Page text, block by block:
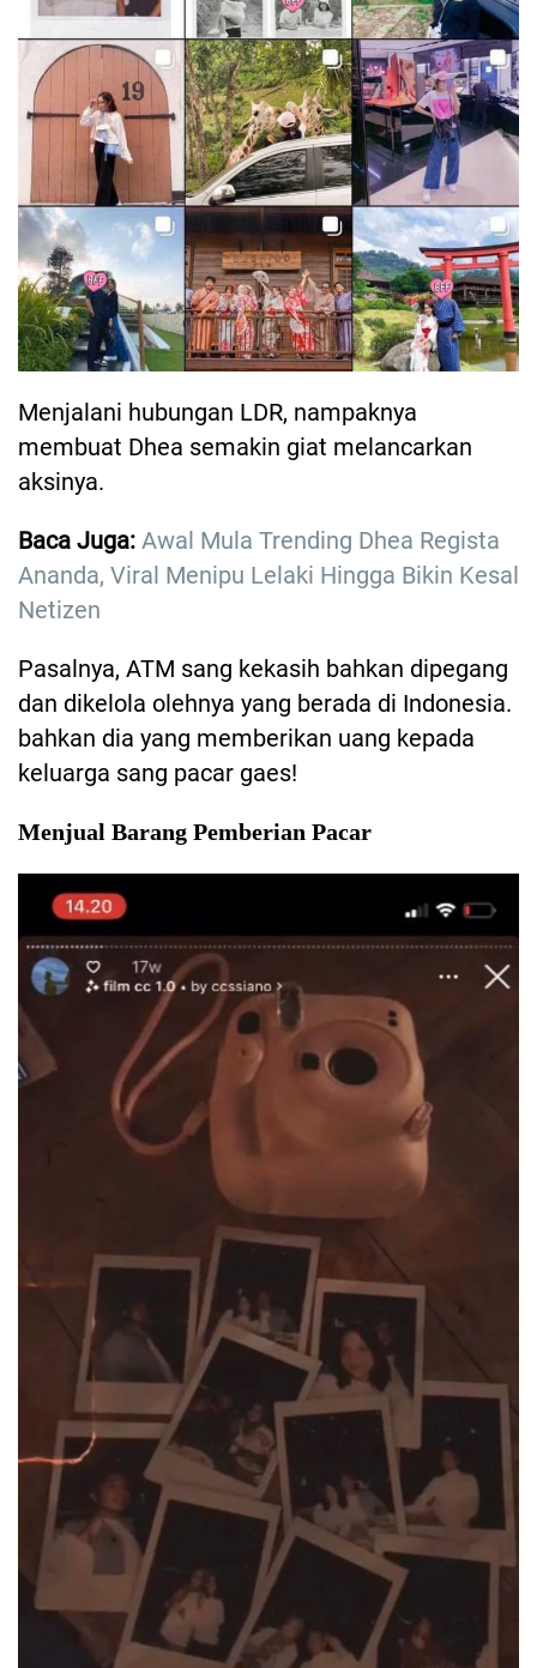
Menjalani hubungan LDR, nampaknya
membuat Dhea semakin giat melancarkan
aksinya.
Baca Juga: Awal Mula Trending Dhea Regista
Ananda, Viral Menipu Lelaki Hingga Bikin Kesal
Netizen
Pasalnya, ATM sang kekasih bahkan dipegang
dan dikelola olehnya yang berada di Indonesia.
bahkan dia yang memberikan uang kepada
keluarga sang pacar gaes!
Menjual Barang Pemberian Pacar